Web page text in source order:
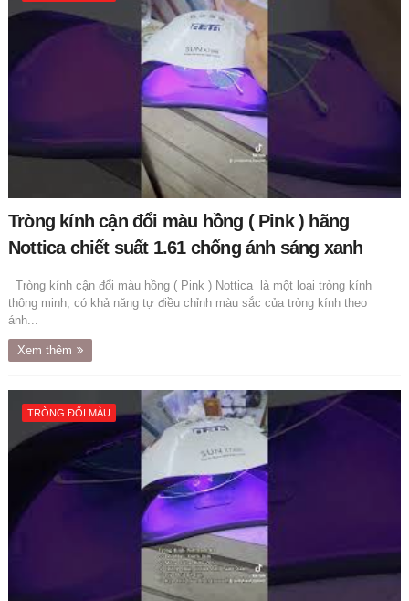
Tròng kính cận đổi màu hồng ( Pink ) hãng
Nottica chiết suất 1.61 chống ánh sáng xanh
Tròng kính cận đổi màu hồng ( Pink ) Nottica là một loại tròng kính
thông minh, có khả năng tự điều chỉnh màu sắc của tròng kính theo
ánh...
Xem thêm
TRÒNG ĐỔI MÀU